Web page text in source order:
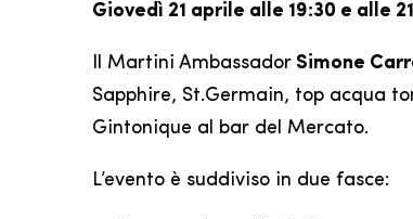
Giovedì 21 aprile alle 19:30 e alle
Il Martini Ambassador Simone
Sapphire, St.Germain, top acqua
Gintonique al bar del Mercato.
L’evento è suddiviso in due fasce: